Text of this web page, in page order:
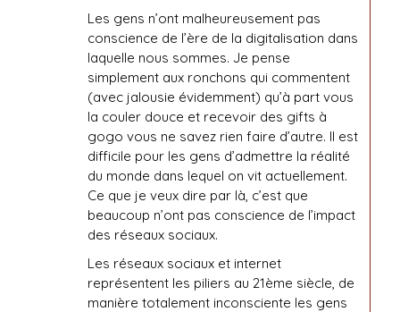
Les gens n’ont malheureusement pas
conscience de l’ère de la digitalisation dans
laquelle nous sommes. Je pense
simplement aux ronchons qui commentent
(avec jalousie évidemment) qu’à part vous
la couler douce et recevoir des gifts à
gogo vous ne savez rien faire d’autre. Il est
difficile pour les gens d’admettre la réalité
du monde dans lequel on vit actuellement.
Ce que je veux dire par là, c’est que
beaucoup n’ont pas conscience de l’impact
des réseaux sociaux.
Les réseaux sociaux et internet
représentent les piliers au 21ème siècle, de
manière totalement inconsciente les gens